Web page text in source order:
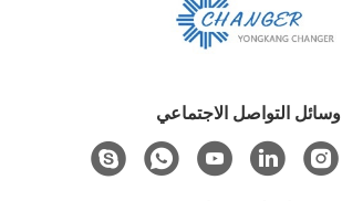
وسائل التواصل الاجتماعي